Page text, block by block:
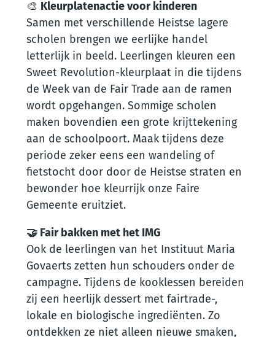
🎨 Kleurplatenactie voor kinderen
Samen met verschillende Heistse lagere
scholen brengen we eerlijke handel
letterlijk in beeld. Leerlingen kleuren een
Sweet Revolution-kleurplaat in die tijdens
de Week van de Fair Trade aan de ramen
wordt opgehangen. Sommige scholen
maken bovendien een grote krijttekening
aan de schoolpoort. Maak tijdens deze
periode zeker eens een wandeling of
fietstocht door door de Heistse straten en
bewonder hoe kleurrijk onze Faire
Gemeente eruitziet.
🤝 Fair bakken met het IMG
Ook de leerlingen van het Instituut Maria
Govaerts zetten hun schouders onder de
campagne. Tijdens de kooklessen bereiden
zij een heerlijk dessert met fairtrade-,
lokale en biologische ingrediënten. Zo
ontdekken ze niet alleen nieuwe smaken,